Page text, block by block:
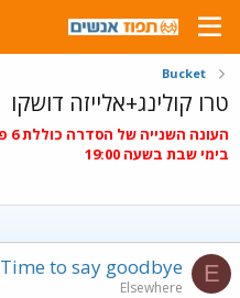
Bucket
טרו קולינג+אלייזה דושקו
בימי שבת בשעה 19:00
E
Time to say goodbye...
Elsewhere